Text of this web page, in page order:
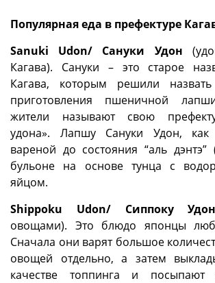
Популярная еда в префектуре
Sanuki Udon/ Сануки Удон
Кагава). Сануки – это старое
Кагава, которым решили
приготовления пшеничной
жители называют свою
удона». Лапшу Сануки Удон, как
вареной до состояния “аль дэнтэ”
бульоне на основе тунца с
яйцом.
Shippoku Udon/ Сиппоку Удон
овощами). Это блюдо японцы
Сначала они варят большое
овощей отдельно, а затем
качестве топпинга и посыпают